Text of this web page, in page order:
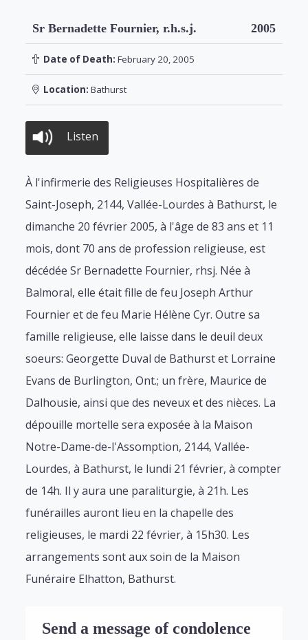
Sr Bernadette Fournier, r.h.s.j. 2005
Date of Death: February 20, 2005
Location: Bathurst
Listen
À l'infirmerie des Religieuses Hospitalières de
Saint-Joseph, 2144, Vallée-Lourdes à Bathurst, le
dimanche 20 février 2005, à l'âge de 83 ans et 11
mois, dont 70 ans de profession religieuse, est
décédée Sr Bernadette Fournier, rhsj. Née à
Balmoral, elle était fille de feu Joseph Arthur
Fournier et de feu Marie Hélène Cyr. Outre sa
famille religieuse, elle laisse dans le deuil deux
soeurs: Georgette Duval de Bathurst et Lorraine
Evans de Burlington, Ont.; un frère, Maurice de
Dalhousie, ainsi que des neveux et des nièces. La
dépouille mortelle sera exposée à la Maison
Notre-Dame-de-l'Assomption, 2144, Vallée-
Lourdes, à Bathurst, le lundi 21 février, à compter
de 14h. Il y aura une paraliturgie, à 21h. Les
funérailles auront lieu en la chapelle des
religieuses, le mardi 22 février, à 15h30. Les
arrangements sont aux soin de la Maison
Funéraire Elhatton, Bathurst.
Send a message of condolence